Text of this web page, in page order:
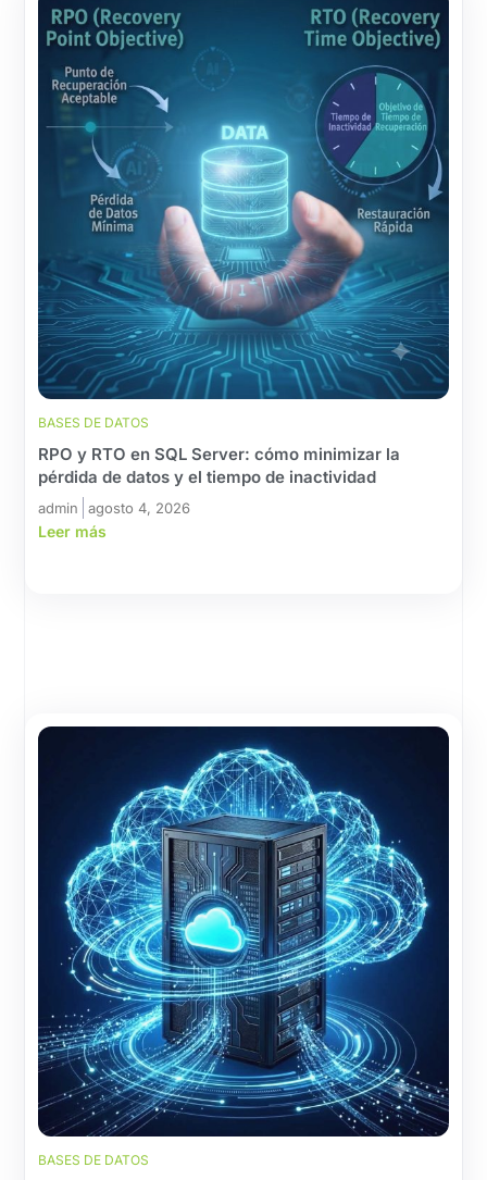
BASES DE DATOS
RPO y RTO en SQL Server: cómo minimizar la
pérdida de datos y el tiempo de inactividad
admin agosto 4, 2026
Leer más
BASES DE DATOS